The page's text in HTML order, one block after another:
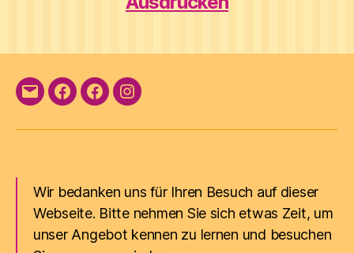
E-
Facebook
FacebookInstagram
Wir bedanken uns für Ihren Besuch auf dieser
Webseite. Bitte nehmen Sie sich etwas Zeit, um
unser Angebot kennen zu lernen und besuchen